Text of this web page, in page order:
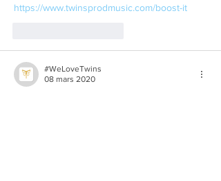
https://www.twinsprodmusic.com/boost-it
#WeLoveTwins
08 mars 2020